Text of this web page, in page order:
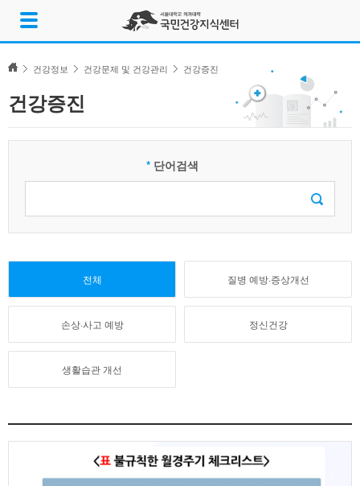
content
메
기
건강정보 건강문제 및 건강관리 건강증진
건강증진
*단어검색
전체 질병 예방·증상개선
손상·사고 예방 정신건강
생활습관 개선